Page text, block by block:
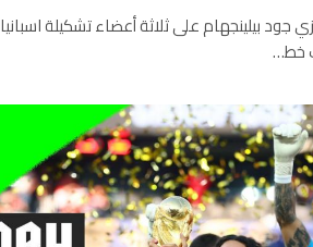
جود بيلينجهام على ثلاثة أعضاء تشكيلة
خط…